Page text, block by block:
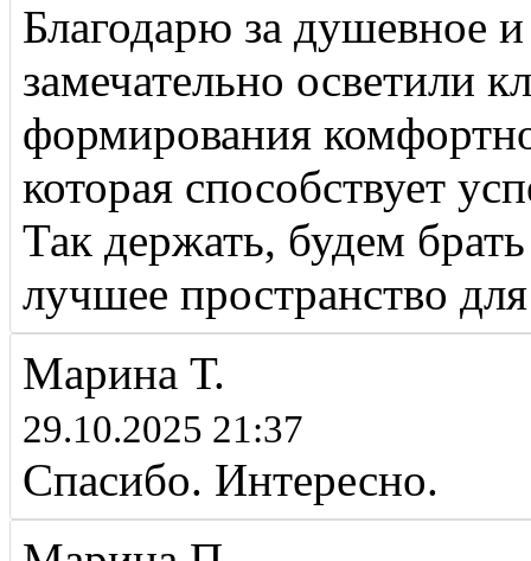
Благодарю за душевное
замечательно осветили
формирования
которая способствует
Так держать, будем
лучшее пространство
Марина Т.
29.10.2025 21:37
Спасибо. Интересно.